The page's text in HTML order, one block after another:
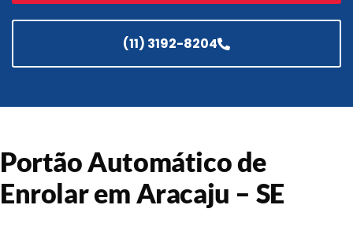
Portão de Garagem de
Enrolar em São Gonçalo – RJ
Enrolar em Rio das Ostras –
Enrolar em Queimados – RJ
Portão de Garagem de
Enrolar em Petrópolis – RJ
(11) 3192-8204
Portão Automático de
Enrolar em Aracaju – SE